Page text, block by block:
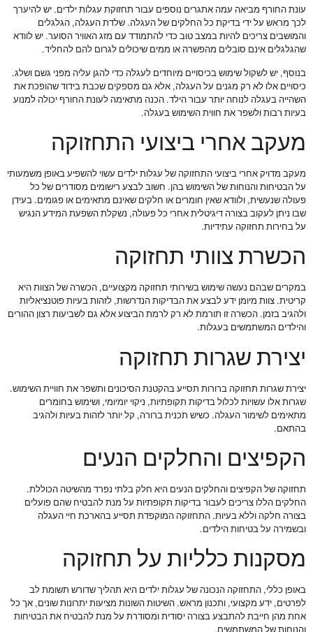
עונת החורף מביאה עמה אתגרים נוספים עבור תחזוקת עגלות ילדים. יש להיערך
לכך מראש על ידי בדיקת כל החלקים של העגלה. שלדת העגלה, הגלגלים
והמושבים צריכים להיות במצב טוב כדי להתמודד עם מזג האוויר הסוער. יש לוודא
שהגלגלים אינם סובלים מהפשרה או ממים שיכולים לגרום להם להחליד.
בנוסף, יש לשקול שימוש בכיסויים מיוחדים לעגלה כדי להגן עליה מפני גשם ושלג.
כיסויים אלו לא רק מגנים על העגלה, אלא גם מספקים שכבת בידוד שהופכת את
השהייה בעגלה לנוחה יותר עבור הילד. הכנה מתאימה לעונת החורף יכולה למנוע
בעיות רבות ולשפר את חווית השימוש בעגלה.
מעקב אחרי ביצועי התחזוקה
מעקב מדויק אחרי ביצועי התחזוקה של עגלות ילדים עשוי להשפיע באופן משמעותי
על הבטיחות והנוחות של השימוש בהן. חשוב לבצע רישומים מסודרים של כל
פעולה שנעשית, ולוודא שאין חומרים או חלקים שאינם מתאימים או פגומים. בעידן
שבו ניתן לעקוב בצורה דיגיטלית אחרי כל פעולה, נשקלת השפעת המידע הנגיש
על בחירות תחזוקה עתידיות.
הכשרת צוותי תחזוקה
במקרים שבהם נעשה שימוש בשירותי תחזוקה מקצועיים, הכשרה של הצוות היא
קריטית. צוות מיומן ידע לבצע את הבדיקות הנדרשות, לזהות בעיות פוטנציאליות
ולהגיב בזמן. הכשרה זו תורמת לא רק לרמת הביצוע אלא גם לשביעות רצון ההורים
והילדים המשתמשים בעגלות.
יצירת שגרות תחזוקה
יצירת שגרות תחזוקה ברורות תסייע בהקטנת הסיכונים ותשפר את חוויית השימוש.
שגרות אלו עשויות לכלול בדיקות תקופתיות, ניקוי יומיומי, ושימוש בחומרים
מתאימים לשימור העגלה. כשיש תכנית ברורה, קל יותר לזהות בעיות ולהגיב
בהתאם.
הקפיצים והחלקים הנעים
תחזוקה של הקפיצים והחלקים הנעים היא חלק בלתי נפרד מהשיטה הכוללת.
החלקים הללו צריכים לעבור בדיקות תקופתיות על מנת להבטיח שהם פועלים
בצורה חלקה וללא בעיות. התחזוקה המוקפדת תסייע בהארכת חיי העגלה
ובשמירה על בטיחות הילדים.
מסקנות כלליות על תחזוקה
באופן כללי, התחזוקה הנכונה של עגלות ילדים היא תהליך שדורש תשומת לב
לפרטים, ידע מקצועי, ותכנון מראש. השיטות השונות מציעות יתרונות שונים, אך כל
אחת מהן חייבת להתבצע בצורה יסודית ומסודרת על מנת להבטיח את הבטיחות